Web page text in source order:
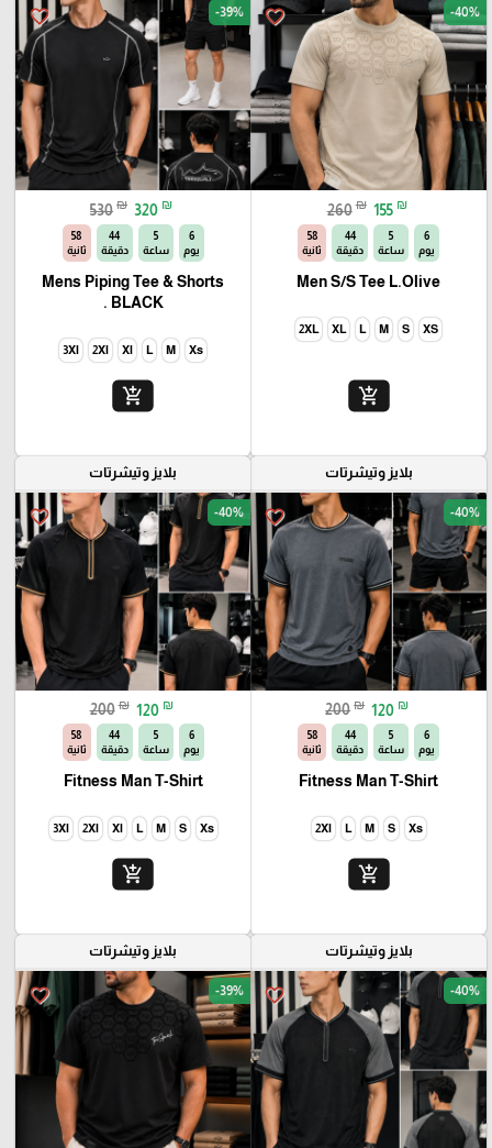
favorite_border -40%
260 ₪ 155 ₪
6
يوم
5
ساعة
44
دقيقة
56
ثانية
Men S/S Tee L.Olive
XS
S
M
L
XL
2XL
add_shopping_cart
favorite_border -39%
530 ₪ 320 ₪
6
يوم
5
ساعة
44
دقيقة
56
ثانية
Mens Piping Tee & Shorts
BLACK .
Xs
M
L
Xl
2Xl
3Xl
add_shopping_cart
بلايز وتيشرتات
favorite_border -40%
200 ₪ 120 ₪
6
يوم
5
ساعة
44
دقيقة
56
ثانية
Fitness Man T-Shirt
Xs
S
M
L
2Xl
add_shopping_cart
بلايز وتيشرتات
favorite_border -40%
200 ₪ 120 ₪
6
يوم
5
ساعة
44
دقيقة
56
ثانية
Fitness Man T-Shirt
Xs
S
M
L
Xl
2Xl
3Xl
add_shopping_cart
بلايز وتيشرتات
favorite_border -40%
بلايز وتيشرتات
favorite_border -39%